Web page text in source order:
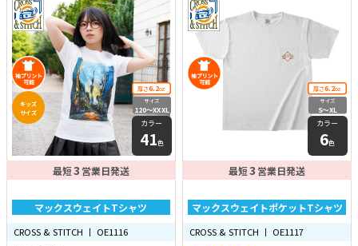
キッズ
サイズ
厚さ6.2oz
サイズ
120〜XXXL
カラー
41色
最短3 営業日発送
マックスウェイトTシャツ
CROSS & STITCH 丨 OE1116
厚さ6.2oz
サイズ
S〜XL
カラー
6色
最短3 営業日発送
マックスウェイトポケットTシャツ
CROSS & STITCH 丨 OE1117